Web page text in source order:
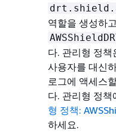
역할을 생성하
다. 관리형 정책
사용자를 대신
로그에 액세스
다. 관리형 정
형 정책:
하세요.